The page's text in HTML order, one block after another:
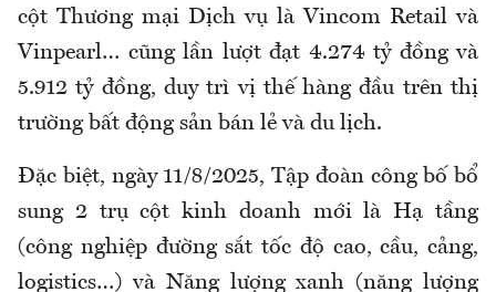
cột Thương mại Dịch vụ là Vincom Retail và
Vinpearl… cũng lần lượt đạt 4.274 tỷ đồng và
5.912 tỷ đồng, duy trì vị thế hàng đầu trên thị
trường bất động sản bán lẻ và du lịch.
Đặc biệt, ngày 11/8/2025, Tập đoàn công bố bổ
sung 2 trụ cột kinh doanh mới là Hạ tầng
(công nghiệp đường sắt tốc độ cao, cầu, cảng,
logistics…) và Năng lượng xanh (năng lượng